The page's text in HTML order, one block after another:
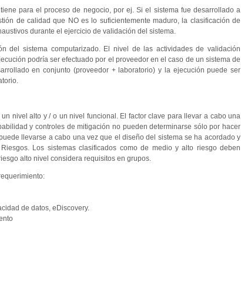
para el proceso de negocio, por ej. Si el sistema fue desarrollado a
de calidad que NO es lo suficientemente maduro, la clasificación de
durante el ejercicio de validación del sistema.
del sistema computarizado. El nivel de las actividades de validación
podría ser efectuado por el proveedor en el caso de un sistema de
en conjunto (proveedor + laboratorio) y la ejecución puede ser
nivel alto y / o un nivel funcional. El factor clave para llevar a cabo una
y controles de mitigación no pueden determinarse sólo por hacer
llevarse a cabo una vez que el diseño del sistema se ha acordado y
Los sistemas clasificados como de medio y alto riesgo deben
alto nivel considera requisitos en grupos.
de datos, eDiscovery.